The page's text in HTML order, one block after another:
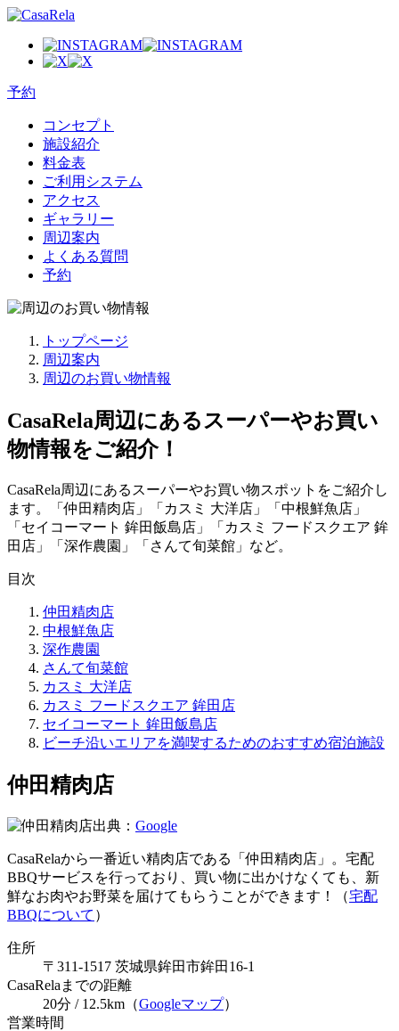
予約
コンセプト
施設紹介
料金表
ご利用システム
アクセス
ギャラリー
周辺案内
よくある質問
予約
トップページ
周辺案内
周辺のお買い物情報
CasaRela周辺にあるスーパーやお買い
物情報をご紹介！
CasaRela周辺にあるスーパーやお買い物スポットをご紹介し
ます。「仲田精肉店」「カスミ 大洋店」「中根鮮魚店」
「セイコーマート 鉾田飯島店」「カスミ フードスクエア 鉾
田店」「深作農園」「さんて旬菜館」など。
目次
仲田精肉店
中根鮮魚店
深作農園
さんて旬菜館
カスミ 大洋店
カスミ フードスクエア 鉾田店
セイコーマート 鉾田飯島店
ビーチ沿いエリアを満喫するためのおすすめ宿泊施設
仲田精肉店
出典： Google
CasaRelaから一番近い精肉店である「仲田精肉店」。宅配
BBQサービスを行っており、買い物に出かけなくても、新
鮮なお肉やお野菜を届けてもらうことができます！（宅配
BBQについて ）
住所
〒311-1517 茨城県鉾田市鉾田16-1
CasaRelaまでの距離
20分 / 12.5km（Googleマップ）
営業時間